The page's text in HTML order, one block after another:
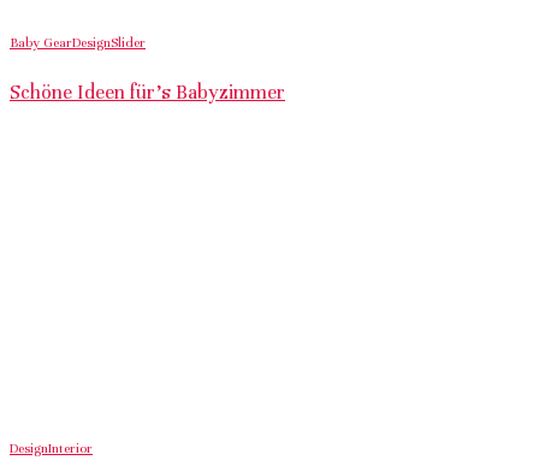
Baby GearDesignSlider
Schöne Ideen für’s Babyzimmer
DesignInterior